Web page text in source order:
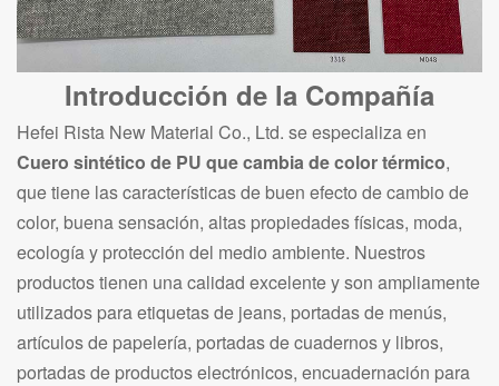
Introducción de la Compañía
Hefei Rista New Material Co., Ltd. se especializa en
Cuero sintético de PU que cambia de color térmico,
que tiene las características de buen efecto de cambio de
color, buena sensación, altas propiedades físicas, moda,
ecología y protección del medio ambiente. Nuestros
productos tienen una calidad excelente y son ampliamente
utilizados para etiquetas de jeans, portadas de menús,
artículos de papelería, portadas de cuadernos y libros,
portadas de productos electrónicos, encuadernación para